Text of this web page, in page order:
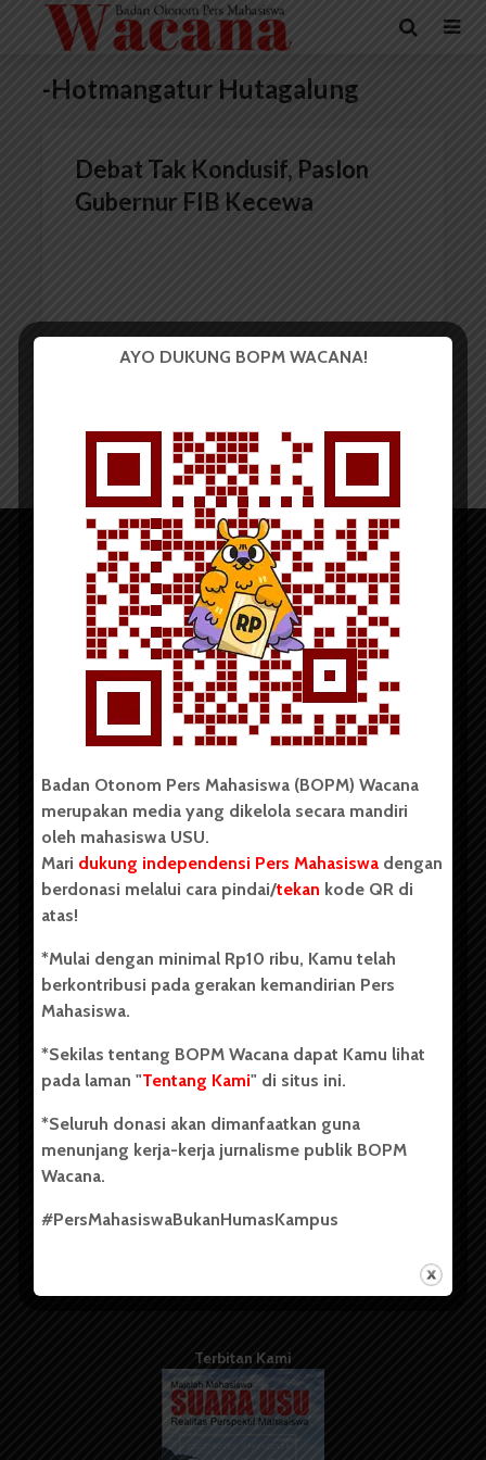
-Hotmangatur Hutagalung
Debat Tak Kondusif, Paslon
Gubernur FIB Kecewa
Copyright © 2023. All rights reserved BOPM WACANA.
Badan Otonom Pers Mahasiswa (BOPM) Wacana merupakan
pers mahasiswa yang berdiri di luar kampus dan dikelola
secara mandiri oleh mahasiswa Universitas Sumatera Utara
(USU). Sebelumnya BOPM Wacana merupakan salah satu
Unit Kegiatan Mahasiswa (UKM) di Universitas Sumatera
berdiri pada 1 Juli 1995.
Kontribusi
Info Iklan
Pedoman Media Siber
Kode Etik Jurnalistik
Terbitan Kami
AYO DUKUNG BOPM WACANA!
Badan Otonom Pers Mahasiswa (BOPM) Wacana
merupakan media yang dikelola secara mandiri
oleh mahasiswa USU.
Mari dukung independensi Pers Mahasiswa dengan
berdonasi melalui cara pindai/tekan kode QR di
atas!
*Mulai dengan minimal Rp10 ribu, Kamu telah
berkontribusi pada gerakan kemandirian Pers
Mahasiswa.
*Sekilas tentang BOPM Wacana dapat Kamu lihat
pada laman "Tentang Kami" di situs ini.
*Seluruh donasi akan dimanfaatkan guna
menunjang kerja-kerja jurnalisme publik BOPM
Wacana.
#PersMahasiswaBukanHumasKampus